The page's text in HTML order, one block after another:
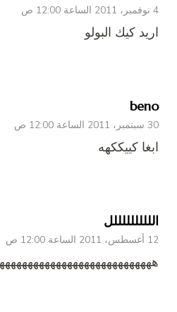
4 نوفمبر، 2011 الساعة 12:00 ص
اريد كيك البولو
beno
30 سبتمبر، 2011 الساعة 12:00 ص
ابغا كييككهه
اللللللللللل
12 أغسطس، 2011 الساعة 12:00 ص